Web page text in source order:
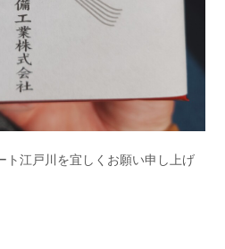
ト江戸川を宜しくお願い申し上げ